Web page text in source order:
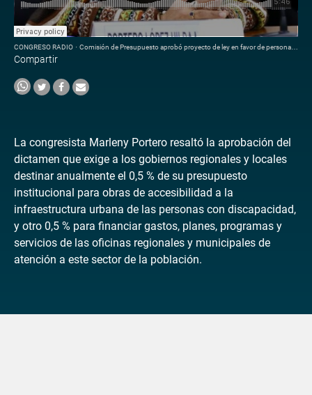
CONGRESO RADIO · Comisión de Presupuesto aprobó proyecto de ley en favor de personas con discapacidad
Compartir
La congresista Marleny Portero resaltó la aprobación del
dictamen que exige a los gobiernos regionales y locales
destinar anualmente el 0,5 % de su presupuesto
institucional para obras de accesibilidad a la
infraestructura urbana de las personas con discapacidad,
y otro 0,5 % para financiar gastos, planes, programas y
servicios de las oficinas regionales y municipales de
atención a este sector de la población.